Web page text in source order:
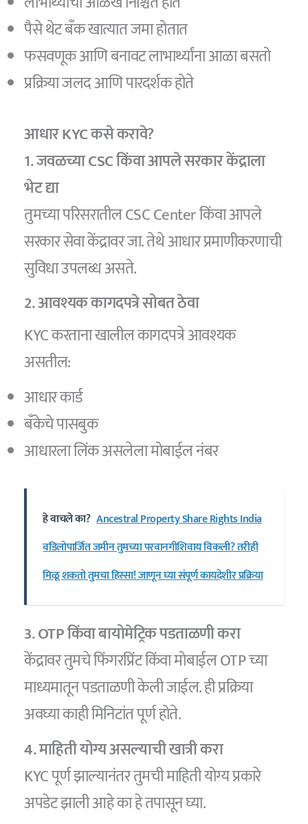
पैसे थेट बँक खात्यात जमा होतात
फसवणूक आणि बनावट लाभार्थ्यांना आळा बसतो
प्रक्रिया जलद आणि पारदर्शक होते
आधार KYC कसे करावे?
1. जवळच्या CSC किंवा आपले सरकार केंद्राला
भेट द्या
तुमच्या परिसरातील CSC Center किंवा आपले
सरकार सेवा केंद्रावर जा. तेथे आधार प्रमाणीकरणाची
सुविधा उपलब्ध असते.
2. आवश्यक कागदपत्रे सोबत ठेवा
KYC करताना खालील कागदपत्रे आवश्यक
असतील:
आधार कार्ड
बँकेचे पासबुक
आधारला लिंक असलेला मोबाईल नंबर
हे वाचले का? Ancestral Property Share Rights India
वडिलोपार्जित जमीन तुमच्या परवानगीशिवाय विकली? तरीही
मिळू शकतो तुमचा हिस्सा! जाणून घ्या संपूर्ण कायदेशीर प्रक्रिया
3. OTP किंवा बायोमेट्रिक पडताळणी करा
केंद्रावर तुमचे फिंगरप्रिंट किंवा मोबाईल OTP च्या
माध्यमातून पडताळणी केली जाईल. ही प्रक्रिया
अवघ्या काही मिनिटांत पूर्ण होते.
4. माहिती योग्य असल्याची खात्री करा
KYC पूर्ण झाल्यानंतर तुमची माहिती योग्य प्रकारे
अपडेट झाली आहे का हे तपासून घ्या.